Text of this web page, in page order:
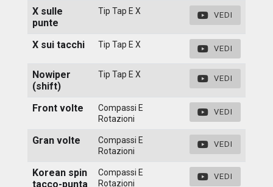
X sulle
punte
Tip Tap E X VEDI
X sui tacchi Tip Tap E X VEDI
Nowiper
(shift)
Tip Tap E X VEDI
Front volte
Compassi E
Rotazioni
VEDI
Gran volte
Compassi E
Rotazioni
VEDI
Korean spin
tacco-punta
Compassi E
Rotazioni
VEDI